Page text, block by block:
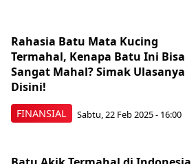
FINANSIAL
Rahasia Batu Mata Kucing
Termahal, Kenapa Batu Ini Bisa
Sangat Mahal? Simak Ulasanya
Disini!
Sabtu, 22 Feb 2025 - 16:00